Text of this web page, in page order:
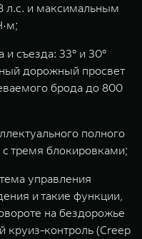
и максимальным
съезда: 33° и 30°
дорожный просвет
брода до 800
полного
тремя блокировками;
управления
и такие функции,
на бездорожье
круиз-контроль (Creep